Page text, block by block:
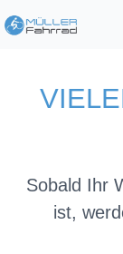
Sobald Ihr
ist,